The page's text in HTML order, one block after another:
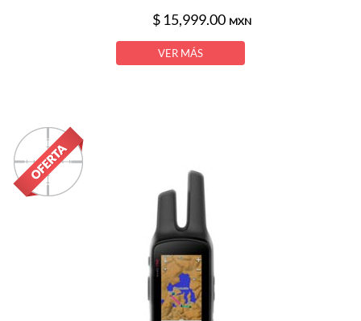
$ 15,999.00 MXN
VER MÁS